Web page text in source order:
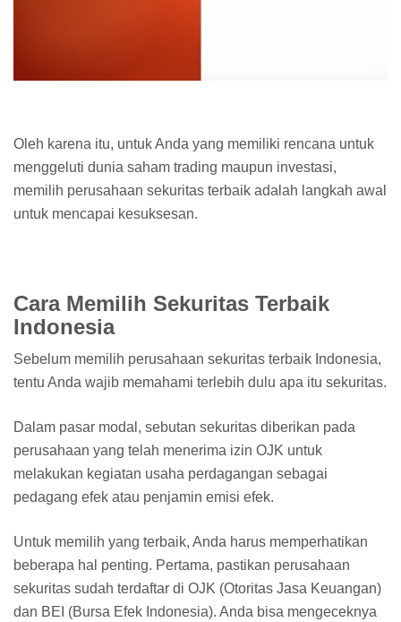
Oleh karena itu, untuk Anda yang memiliki rencana untuk
menggeluti dunia saham trading maupun investasi,
memilih perusahaan sekuritas terbaik adalah langkah awal
untuk mencapai kesuksesan.
Cara Memilih Sekuritas Terbaik
Indonesia
Sebelum memilih perusahaan sekuritas terbaik Indonesia,
tentu Anda wajib memahami terlebih dulu apa itu sekuritas.
Dalam pasar modal, sebutan sekuritas diberikan pada
perusahaan yang telah menerima izin OJK untuk
melakukan kegiatan usaha perdagangan sebagai
pedagang efek atau penjamin emisi efek.
Untuk memilih yang terbaik, Anda harus memperhatikan
beberapa hal penting. Pertama, pastikan perusahaan
sekuritas sudah terdaftar di OJK (Otoritas Jasa Keuangan)
dan BEI (Bursa Efek Indonesia). Anda bisa mengeceknya